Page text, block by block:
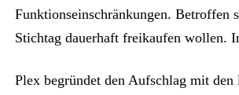
Funktionseinschränkungen. Betroffen
Stichtag dauerhaft freikaufen wollen.
Plex begründet den Aufschlag mit